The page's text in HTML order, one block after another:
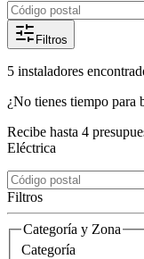
Filtros
5 instaladores
¿No tienes tiempo para
Recibe hasta 4
Eléctrica
Filtros
Categoría y Zona
Categoría